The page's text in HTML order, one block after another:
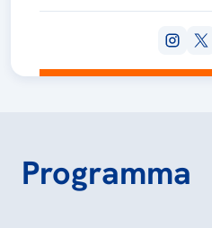
Programma